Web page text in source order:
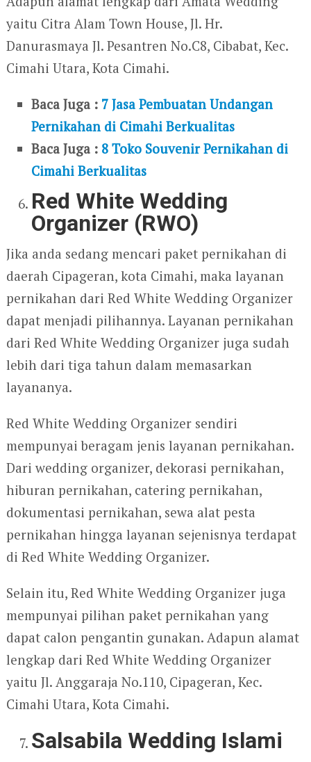
yaitu Citra Alam Town House, Jl. Hr.
Danurasmaya Jl. Pesantren No.C8, Cibabat, Kec.
Cimahi Utara, Kota Cimahi.
Baca Juga : 7 Jasa Pembuatan Undangan
Pernikahan di Cimahi Berkualitas
Baca Juga : 8 Toko Souvenir Pernikahan di
Cimahi Berkualitas
Red White Wedding
Organizer (RWO)
Jika anda sedang mencari paket pernikahan di
daerah Cipageran, kota Cimahi, maka layanan
pernikahan dari Red White Wedding Organizer
dapat menjadi pilihannya. Layanan pernikahan
dari Red White Wedding Organizer juga sudah
lebih dari tiga tahun dalam memasarkan
layananya.
Red White Wedding Organizer sendiri
mempunyai beragam jenis layanan pernikahan.
Dari wedding organizer, dekorasi pernikahan,
hiburan pernikahan, catering pernikahan,
dokumentasi pernikahan, sewa alat pesta
pernikahan hingga layanan sejenisnya terdapat
di Red White Wedding Organizer.
Selain itu, Red White Wedding Organizer juga
mempunyai pilihan paket pernikahan yang
dapat calon pengantin gunakan. Adapun alamat
lengkap dari Red White Wedding Organizer
yaitu Jl. Anggaraja No.110, Cipageran, Kec.
Cimahi Utara, Kota Cimahi.
Salsabila Wedding Islami